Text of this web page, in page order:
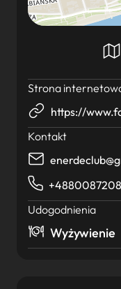
Strona
https://
Kontakt
Udogodnienia
Wyżywienie